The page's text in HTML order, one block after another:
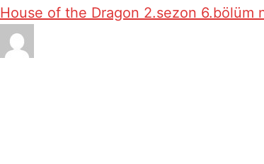
House of the Dragon 2.sezon 6.bölüm